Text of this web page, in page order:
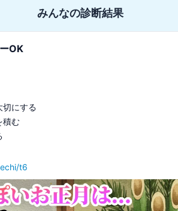
みんなの診断結果
OK
切にする
積む
t6